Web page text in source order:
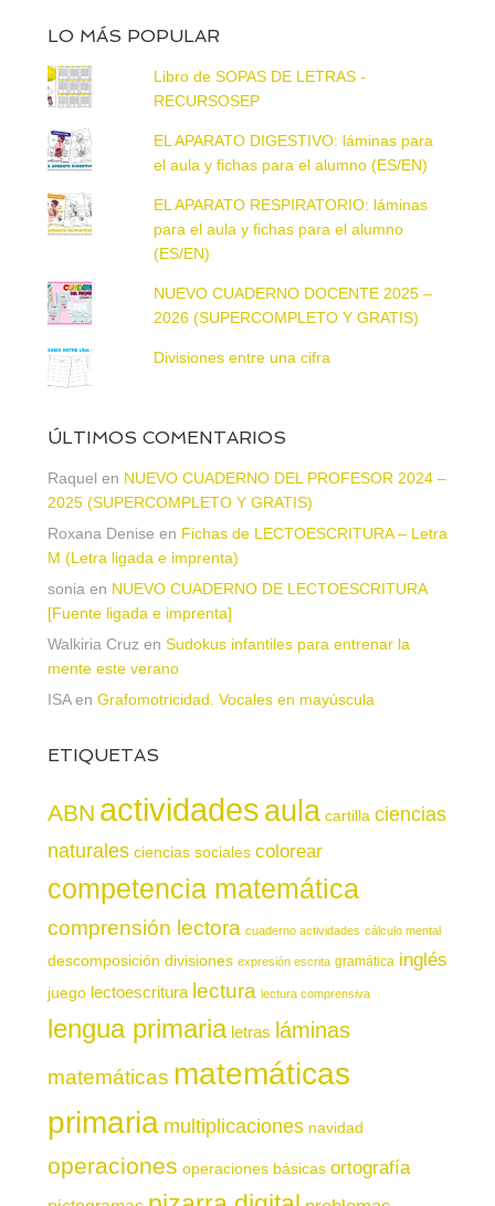
LO MÁS POPULAR
Libro de SOPAS DE LETRAS -
RECURSOSEP
EL APARATO DIGESTIVO: láminas para
el aula y fichas para el alumno (ES/EN)
EL APARATO RESPIRATORIO: láminas
para el aula y fichas para el alumno
(ES/EN)
NUEVO CUADERNO DOCENTE 2025 –
2026 (SUPERCOMPLETO Y GRATIS)
Divisiones entre una cifra
ÚLTIMOS COMENTARIOS
Raquel en NUEVO CUADERNO DEL PROFESOR 2024 –
2025 (SUPERCOMPLETO Y GRATIS)
Roxana Denise en Fichas de LECTOESCRITURA – Letra
M (Letra ligada e imprenta)
sonia en NUEVO CUADERNO DE LECTOESCRITURA
[Fuente ligada e imprenta]
Walkiria Cruz en Sudokus infantiles para entrenar la
mente este verano
ISAen Grafomotricidad. Vocales en mayúscula
ETIQUETAS
ABN actividadesaula cartilla ciencias
naturales ciencias sociales colorear
competencia matemática
comprensión lectora cuaderno actividades cálculo mental
descomposición divisiones expresión escrita gramática inglés
juego lectoescritura lectura lectura comprensiva
lengua primaria letras láminas
matemáticas matemáticas
primaria multiplicaciones navidad
operaciones operaciones básicas ortografía